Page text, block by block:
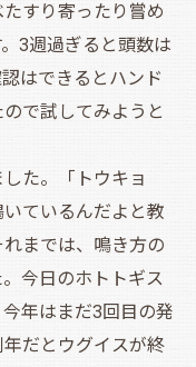
すり寄ったり嘗め
3週過ぎると頭数は
はできるとハンド
で試してみようと
た。「トウキョ
ているんだよと教
までは、鳴き方の
今日のホトトギス
年はまだ3回目の発
だとウグイスが終